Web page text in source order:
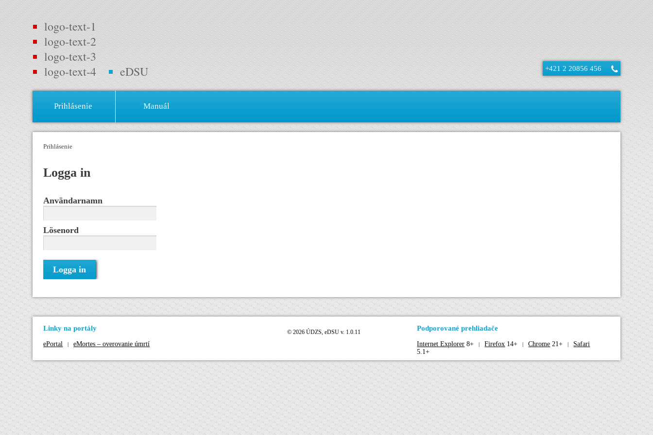
logo-text-1
logo-text-2
logo-text-3
logo-text-4
eDSU +421 2 20856 456
Prihlásenie Manuál
Prihlásenie
Logga in
Användarnamn
Lösenord
Linky na portály
ePortal | eMortes – overovanie úmrtí
© 2026 ÚDZS, eDSU v. 1.0.11 Podporované prehliadače
Internet Explorer 8+ | Firefox 14+ | Chrome 21+ |
Safari
5.1+